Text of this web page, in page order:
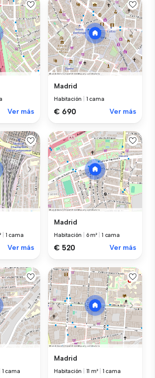
Ver más
Madrid
Habitación 1 cama
€ 690 Ver más
1 cama
Ver más
Madrid
Habitación 6 m² 1 cama
€ 520 Ver más
1 cama
Madrid
Habitación 11 m² 1 cama